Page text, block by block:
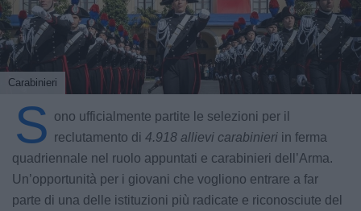
Carabinieri
S ono ufficialmente partite le selezioni per il
reclutamento di 4.918 allievi carabinieri in ferma
quadriennale nel ruolo appuntati e carabinieri dell’Arma.
Un’opportunità per i giovani che vogliono entrare a far
parte di una delle istituzioni più radicate e riconosciute del